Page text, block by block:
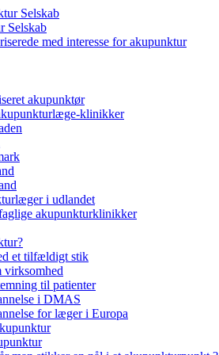
Selskab
med interesse for akupunktur
akupunktør
klinikker
i udlandet
akupunkturklinikker
et tilfældigt stik
virksomhed
til patienter
i DMAS
for læger i Europa